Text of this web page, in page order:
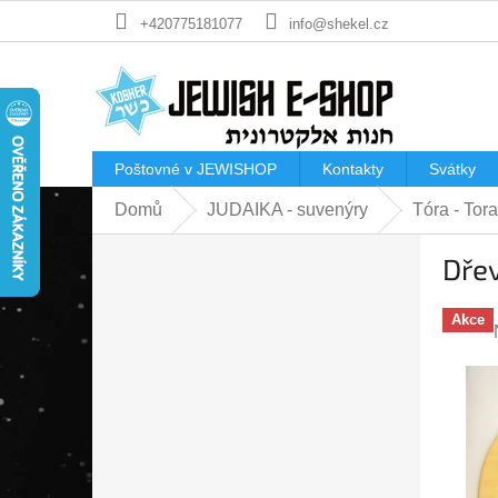
+420775181077 info@shekel.cz
Poštovné v JEWISHOP Kontakty Svátky
Domů JUDAIKA - suvenýry Tóra -
Akce